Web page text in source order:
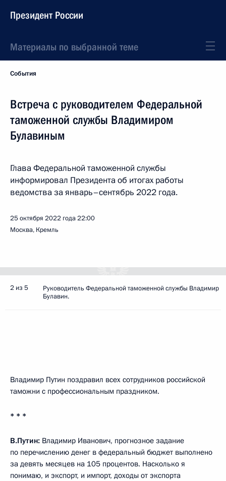
Президент России
Материалы по выбранной теме
События
Встреча с руководителем Федеральной
таможенной службы Владимиром
Булавиным
Глава Федеральной таможенной службы
информировал Президента об итогах работы
ведомства за январь–сентябрь 2022 года.
25 октября 2022 года22:00
Москва, Кремль
2 из 5
Руководитель Федеральной таможенной службы Владимир
Булавин.
Владимир Путин поздравил всех сотрудников российской
таможни с профессиональным праздником.
* * *
В.Путин: Владимир Иванович, прогнозное задание
по перечислению денег в федеральный бюджет выполнено
за девять месяцев на 105 процентов. Насколько я
понимаю, и экспорт, и импорт, доходы от экспорта